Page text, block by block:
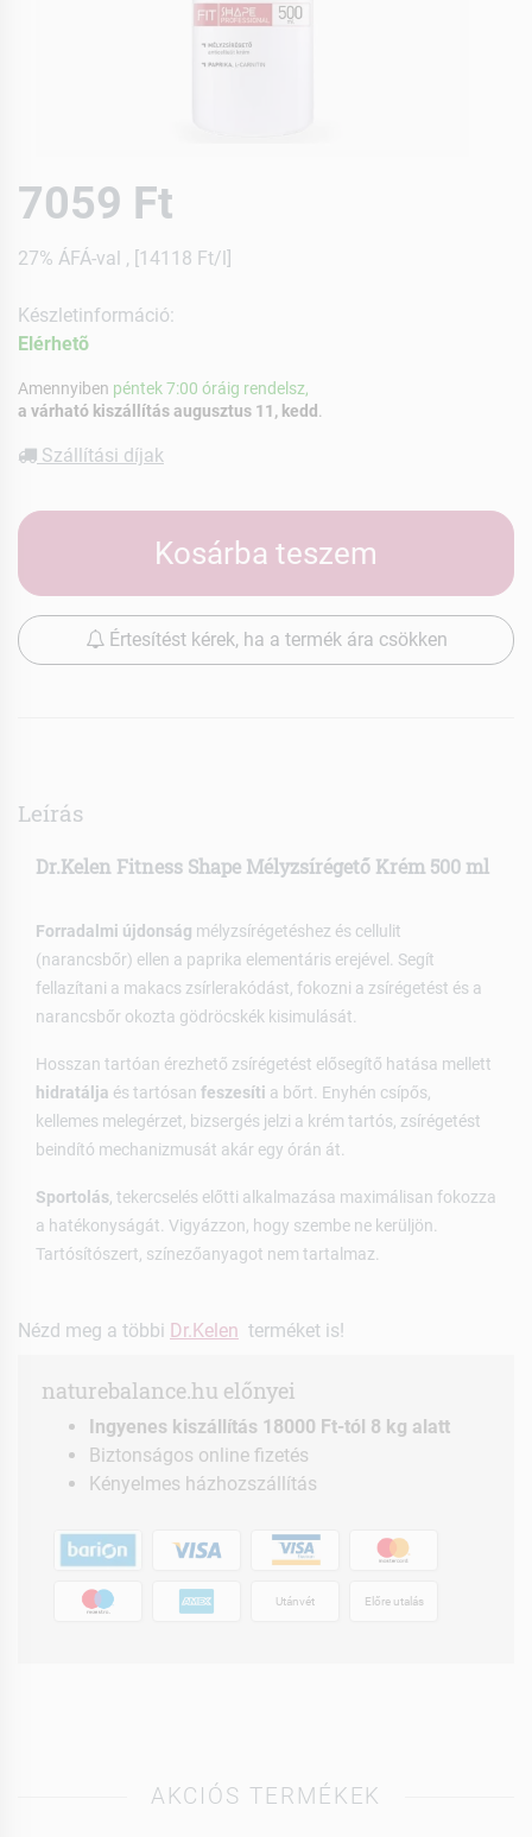
7059 Ft
27% ÁFÁ-val , [14118 Ft/l]
Készletinformáció:
Elérhetõ
Amennyiben péntek 7:00 óráig rendelsz,
a várható kiszállítás augusztus 11, kedd
Szállítási díjak
Kosárba teszem
Értesítést kérek, ha a termék ára csökken
Leírás
Dr.Kelen Fitness Shape Mélyzsírégető Krém 500 ml
Forradalmi újdonság mélyzsírégetéshez és cellulit
(narancsbőr) ellen a paprika elementáris erejével. Segít
fellazítani a makacs zsírlerakódást, fokozni a zsírégetést és a
narancsbőr okozta gödröcskék kisimulását.
Hosszan tartóan érezhető zsírégetést elősegítő hatása mellett
hidratálja és tartósan feszesíti a bőrt. Enyhén csípős,
kellemes melegérzet, bizsergés jelzi a krém tartós, zsírégetést
beindító mechanizmusát akár egy órán át.
Sportolás , tekercselés előtti alkalmazása maximálisan fokozza
a hatékonyságát. Vigyázzon, hogy szembe ne kerüljön.
Tartósítószert, színezőanyagot nem tartalmaz.
Nézd meg a többi Dr.Kelen terméket is!
naturebalance.hu előnyei
Ingyenes kiszállítás 18000 Ft-tól 8 kg alatt
Biztonságos online fizetés
Kényelmes házhozszállítás
Utánvét Előre utalás
AKCIÓS TERMÉKEK